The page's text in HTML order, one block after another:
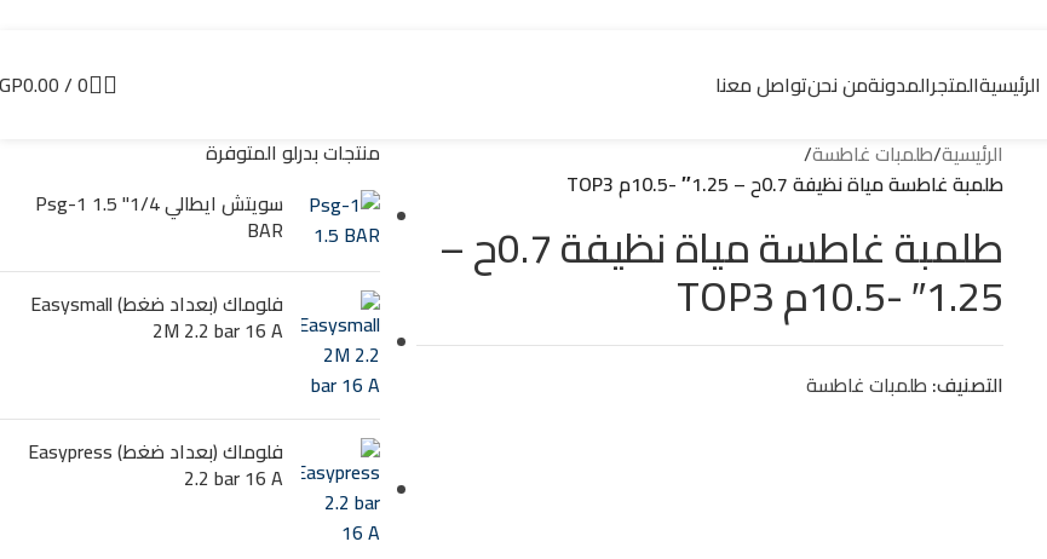
الرئيسيةالمتجرالمدونةمن نحنتواصل معنا 0
/
0.00
الرئيسية/طلمبات غاطسة/
طلمبة غاطسة مياة نظيفة 0.7ح – 1.25″ -10.5م TOP3
طلمبة غاطسة مياة نظيفة 0.7ح –
1.25″ -10.5م TOP3
التصنيف: طلمبات غاطسة
منتجات بدرلو المتوفرة
سويتش ايطالي 1/4" Psg-1 1.5
BAR
فلوماك (بعداد ضغط) Easysmall
2M 2.2 bar 16 A
فلوماك (بعداد ضغط) Easypress
2.2 bar 16 A